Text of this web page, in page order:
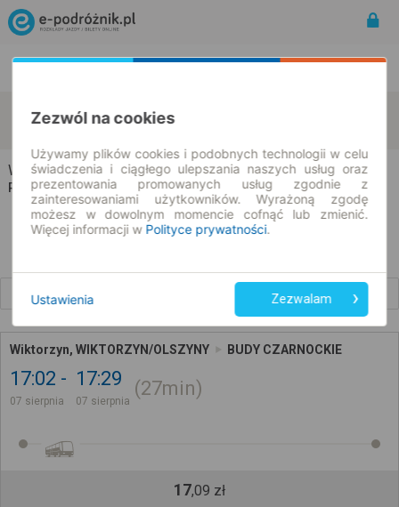
Wiktorzyn
Budy Czarnockie
Wiktorzyn → Budy Czarnockie
Rozkład jazdy i bilety
Wiktorzyn, WIKTORZYN/OLSZYNY BUDY CZARNOCKIE
17:02
07 sierpnia
17:29
07 sierpnia
27min
17,09 zł
Zezwól na cookies
Używamy plików cookies i podobnych technologii w celu
świadczenia i ciągłego ulepszania naszych usług oraz
prezentowania promowanych usług zgodnie z
zainteresowaniami użytkowników. Wyrażoną zgodę
możesz w dowolnym momencie cofnąć lub zmienić.
Więcej informacji w Polityce prywatności.
Ustawienia Zezwalam